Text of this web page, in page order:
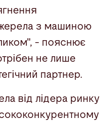
з машиною
- пояснює
не лише
партнер.
від лідера ринку